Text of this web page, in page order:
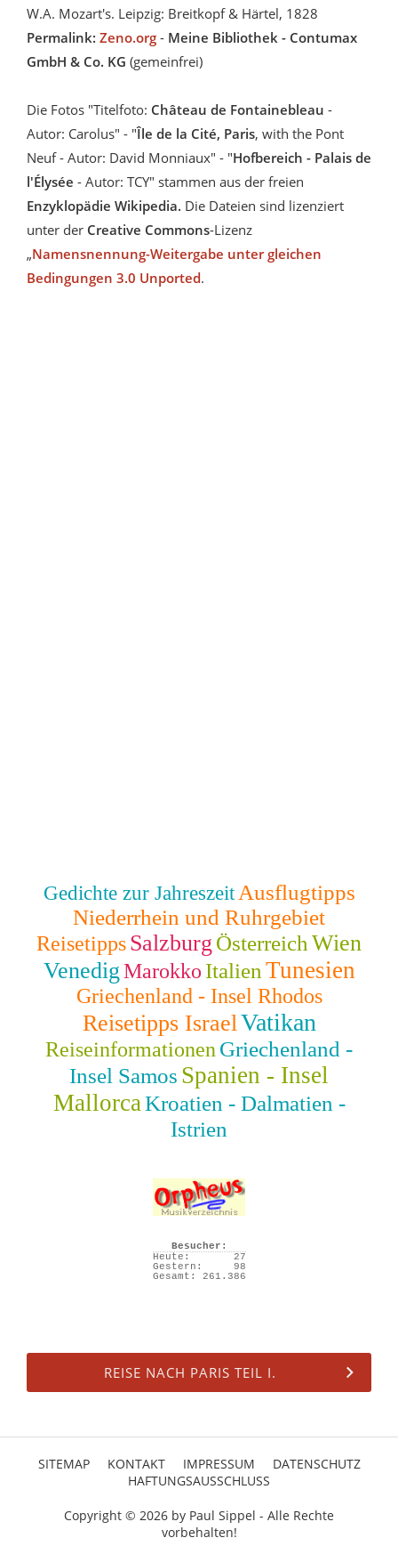
W.A. Mozart's. Leipzig: Breitkopf & Härtel, 1828
Permalink: Zeno.org - Meine Bibliothek - Contumax
GmbH & Co. KG (gemeinfrei)
Die Fotos "Titelfoto: Château de Fontainebleau -
Autor: Carolus" - "Île de la Cité, Paris, with the Pont
Neuf - Autor: David Monniaux" - "Hofbereich - Palais de
l'Élysée - Autor: TCY" stammen aus der freien
Enzyklopädie Wikipedia. Die Dateien sind lizenziert
unter der Creative Commons-Lizenz
„Namensnennung-Weitergabe unter gleichen
Bedingungen 3.0 Unported.
Gedichte zur Jahreszeit Ausflugtipps
Niederrhein und Ruhrgebiet
ReisetippsSalzburg Österreich Wien
VenedigMarokko Italien Tunesien
Griechenland - Insel Rhodos
Reisetipps IsraelVatikan
Reiseinformationen Griechenland -
Insel Samos Spanien - Insel
MallorcaKroatien - Dalmatien -
Istrien
Besucher:
Heute:
27
Gestern:
98
Gesamt:
261.386
REISE NACH PARIS TEIL I.
SITEMAP KONTAKT IMPRESSUM
DATENSCHUTZ
HAFTUNGSAUSSCHLUSS
Copyright © 2026 by Paul Sippel - Alle Rechte
vorbehalten!